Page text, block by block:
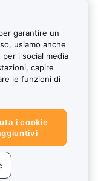
garantire un
usiamo anche
i social media
capire
le funzioni di
i cookie